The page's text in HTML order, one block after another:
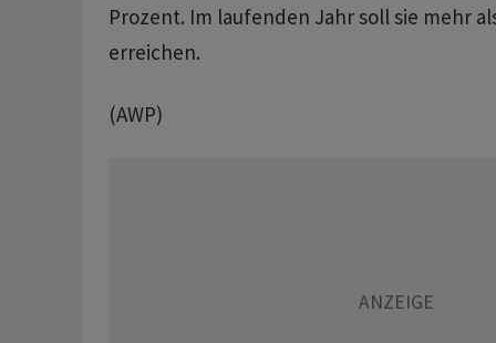
Prozent. Im laufenden Jahr soll sie mehr
erreichen.
(AWP)